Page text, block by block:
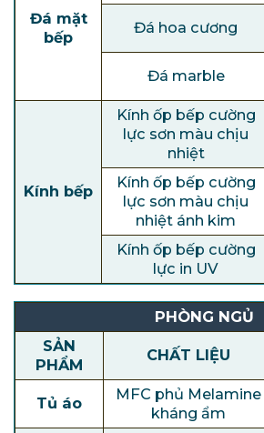
Đá mặt
bếp
Đá hoa cương
Đá marble
Kính bếp
Kính ốp bếp cường
lực sơn màu chịu
nhiệt
Kính ốp bếp cường
lực sơn màu chịu
nhiệt ánh kim
Kính ốp bếp cường
lực in UV
PHÒNG NGỦ
SẢN
PHẨM
CHẤT LIỆU
Tủ áo
MFC phủ Melamine
kháng ẩm